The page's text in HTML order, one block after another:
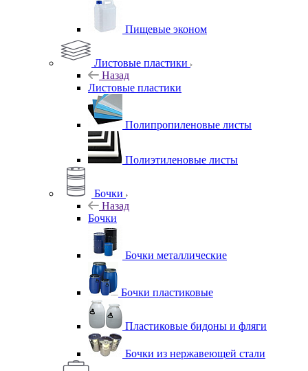
Пищевые эконом
Листовые пластики
Назад
Листовые пластики
Полипропиленовые листы
Полиэтиленовые листы
Бочки
Назад
Бочки
Бочки металлические
Бочки пластиковые
Пластиковые бидоны и фляги
Бочки из нержавеющей стали